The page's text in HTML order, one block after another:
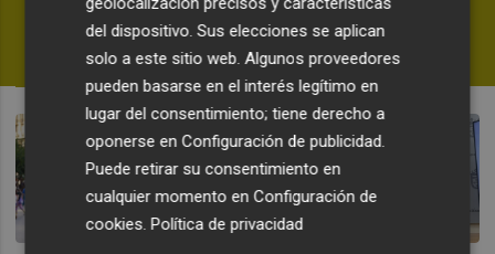
dudas en la WNBA
FERNANDO MIÑANA
del dispositivo. Sus elecciones se aplican
solo a este sitio web. Algunos proveedores
pueden basarse en el interés legítimo en
lugar del consentimiento; tiene derecho a
oponerse enConfiguración de publicidad.
Puede retirar su consentimiento en
cualquier momento enConfiguración de
cookies.Política de privacidad